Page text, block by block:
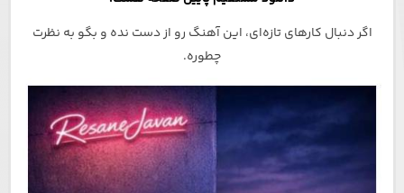
اگر دنبال کارهای تازه‌ای، این آهنگ رو از دست نده و بگو به نظرت
چطوره.